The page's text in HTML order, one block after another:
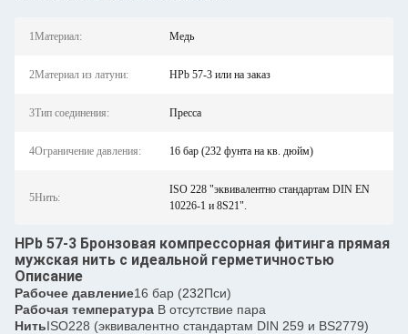
1Материал: Медь
2Материал из латуни: HPb 57-3 или на заказ
3Тип соединения: Пресса
4Ограничение давления: 16 бар (232 фунта на кв. дюйм)
5Нить:
ISO 228 "эквивалентно стандартам DIN EN
10226-1 и 8S21".
HPb 57-3 Бронзовая компрессорная фитинга прямая
мужская нить с идеальной герметичностью
Описание
Рабочее давление16 бар (232Пси)
Рабочая температура В отсутствие пара
НитьISO228 (эквивалентно стандартам DIN 259 и BS2779)